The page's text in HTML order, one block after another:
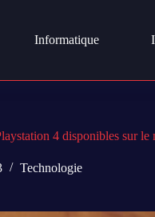
Informatique
4 disponibles sur le
Technologie